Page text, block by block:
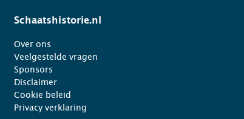
Schaatshistorie.nl
Over ons
Veelgestelde vragen
Sponsors
Disclaimer
Cookie beleid
Privacy verklaring